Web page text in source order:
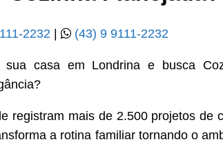
2232 | (43) 9 9111-2232
sua casa em Londrina e busca
registram mais de 2.500 projetos de
a rotina familiar tornando o